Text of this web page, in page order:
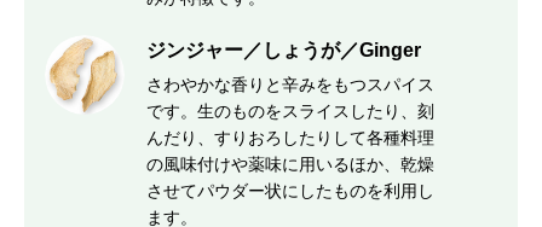
ジンジャー／しょうが／Ginger
さわやかな香りと辛みをもつスパイス
です。生のものをスライスしたり、刻
んだり、すりおろしたりして各種料理
の風味付けや薬味に用いるほか、乾燥
させてパウダー状にしたものを利用し
ます。